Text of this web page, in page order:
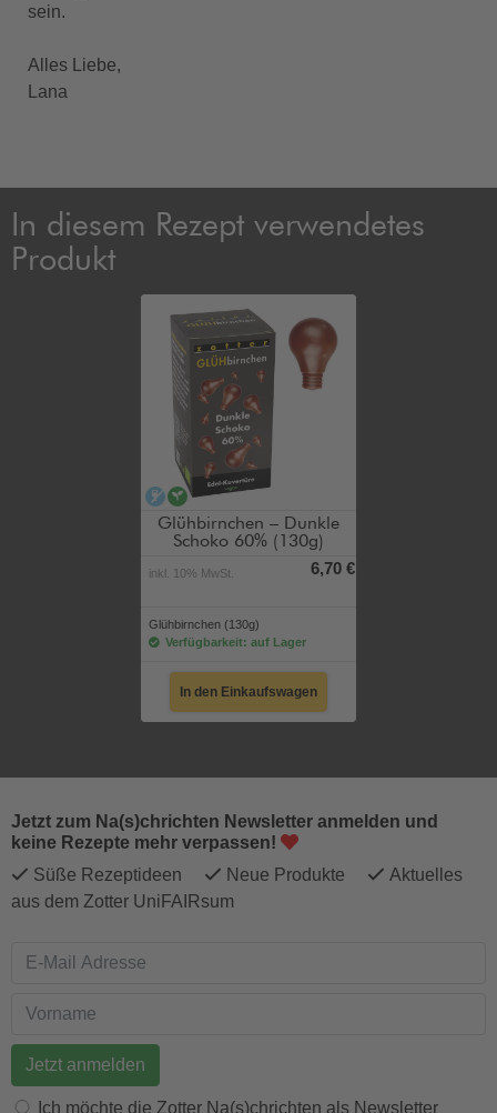
sein.
Alles Liebe,
Lana
In diesem Rezept verwendetes
Produkt
alkoholfrei
vegan
Glühbirnchen – Dunkle
Schoko 60% (130g)
inkl. 10% MwSt. 6,70 €
Glühbirnchen (130g)
Verfügbarkeit: auf Lager
In den Einkaufswagen
Jetzt zum Na(s)chrichten Newsletter anmelden und
keine Rezepte mehr verpassen!
Süße Rezeptideen
Neue Produkte
Aktuelles
aus dem Zotter UniFAIRsum
E-Mail Adresse
Vorname
Ich möchte die Zotter Na(s)chrichten als Newsletter